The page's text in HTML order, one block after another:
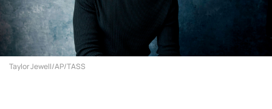
Taylor Jewell/AP/TASS